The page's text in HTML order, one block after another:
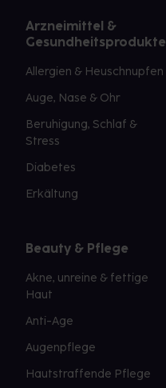
Arzneimittel &
Gesundheitsprodukte
Allergien & Heuschnupfen
Auge, Nase & Ohr
Beruhigung, Schlaf &
Stress
Diabetes
Erkältung
Beauty & Pflege
Akne, unreine & fettige
Haut
Anti-Age
Augenpflege
Hautstraffende Pflege